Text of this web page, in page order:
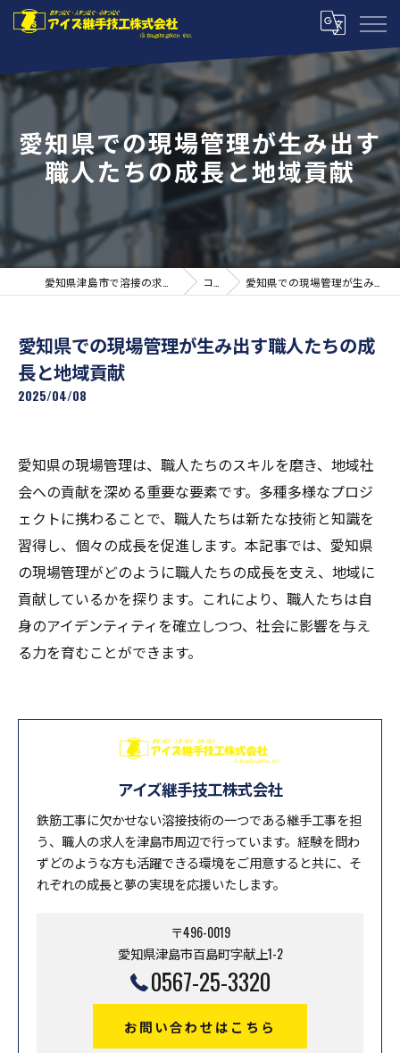
愛知県での現場管理が生み出す
職人たちの成長と地域貢献
コラム 愛知県での現場管理が生み出す職人たちの成長と地域貢献
愛知県での現場管理が生み出す職人たちの成
長と地域貢献
2025/04/08
愛知県の現場管理は、職人たちのスキルを磨き、地域社
会への貢献を深める重要な要素です。多種多様なプロジ
ェクトに携わることで、職人たちは新たな技術と知識を
習得し、個々の成長を促進します。本記事では、愛知県
の現場管理がどのように職人たちの成長を支え、地域に
貢献しているかを探ります。これにより、職人たちは自
身のアイデンティティを確立しつつ、社会に影響を与え
る力を育むことができます。
アイズ継手技工株式会社
鉄筋工事に欠かせない溶接技術の一つである継手工事を担
う、職人の求人を津島市周辺で行っています。経験を問わ
ずどのような方も活躍できる環境をご用意すると共に、そ
れぞれの成長と夢の実現を応援いたします。
〒496-0019
愛知県津島市百島町字献上1-2
0567-25-3320
お問い合わせはこちら